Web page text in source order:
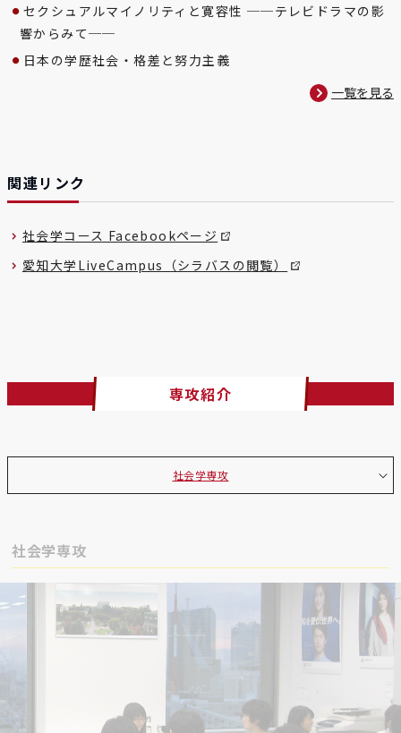
セクシュアルマイノリティと寛容性 ──テレビドラマの影
響からみて──
日本の学歴社会・格差と努力主義
一覧を見る
関連リンク
社会学コース Facebookページ
愛知大学LiveCampus（シラバスの閲覧）
専攻紹介
社会学専攻
社会学専攻